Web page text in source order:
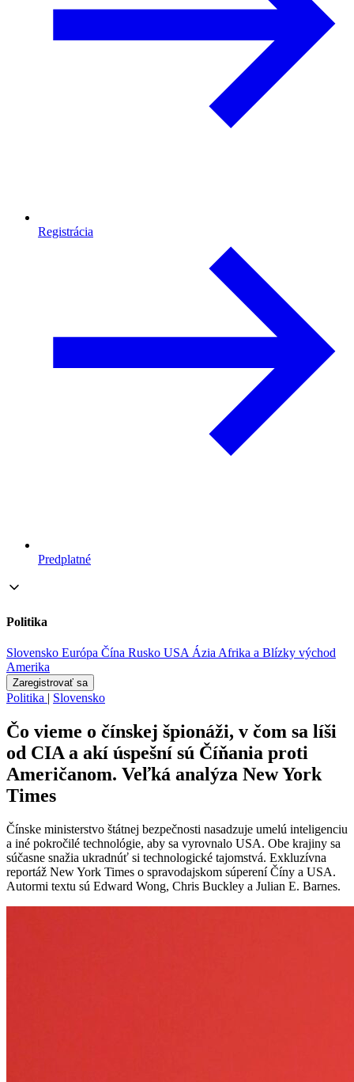
Registrácia
Predplatné
Politika
Slovensko Európa Čína Rusko USA ÁziaAfrika a Blízky východ
Amerika
Zaregistrovať sa
Politika | Slovensko
Čo vieme o čínskej špionáži, v čom sa líši
od CIA a akí úspešní sú Číňania proti
Američanom. Veľká analýza New York
Times
Čínske ministerstvo štátnej bezpečnosti nasadzuje umelú inteligenciu
a iné pokročilé technológie, aby sa vyrovnalo USA. Obe krajiny sa
súčasne snažia ukradnúť si technologické tajomstvá. Exkluzívna
reportáž New York Times o spravodajskom súperení Číny a USA.
Autormi textu sú Edward Wong, Chris Buckley a Julian E. Barnes.